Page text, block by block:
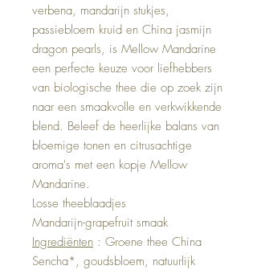
verbena, mandarijn stukjes,
passiebloem kruid en China jasmijn
dragon pearls, is Mellow Mandarine
een perfecte keuze voor liefhebbers
van biologische thee die op zoek zijn
naar een smaakvolle en verkwikkende
blend. Beleef de heerlijke balans van
bloemige tonen en citrusachtige
aroma's met een kopje Mellow
Mandarine.
Losse theeblaadjes
Mandarijn-grapefruit smaak
Ingrediënten : Groene thee China
Sencha*, goudsbloem, natuurlijk